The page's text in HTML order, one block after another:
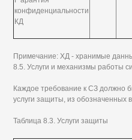
конфиденциальности
КД
Примечание: ХД - хранимые
8.5. Услуги и механизмы работы
Каждое требование к СЗ должно
услуги защиты, из обозначенных
Таблица 8.3. Услуги защиты